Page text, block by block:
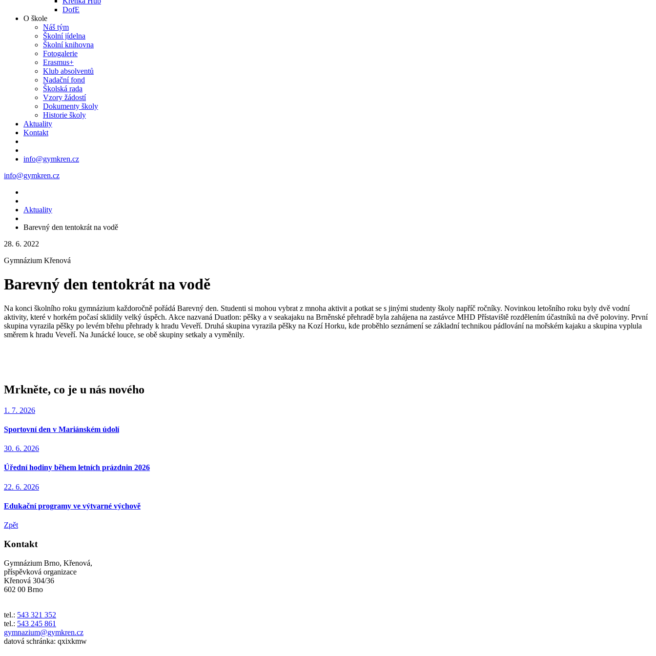
DofE
O škole
Náš tým
Školní jídelna
Školní knihovna
Fotogalerie
Erasmus+
Klub absolventů
Nadační fond
Školská rada
Vzory žádostí
Dokumenty školy
Historie školy
Aktuality
Kontakt
info@gymkren.cz
info@gymkren.cz
Aktuality
Barevný den tentokrát na vodě
28. 6. 2022
Gymnázium Křenová
Barevný den tentokrát na vodě
Na konci školního roku gymnázium každoročně pořádá Barevný den. Studenti si mohou vybrat z mnoha aktivit a potkat se s jinými studenty školy napříč ročníky. Novinkou letošního roku byly dvě vodní
aktivity, které v horkém počasí sklidily velký úspěch. Akce nazvaná Duatlon: pěšky a v seakajaku na Brněnské přehradě byla zahájena na zastávce MHD Přístaviště rozdělením účastníků na dvě poloviny. První
skupina vyrazila pěšky po levém břehu přehrady k hradu Veveří. Druhá skupina vyrazila pěšky na Kozí Horku, kde proběhlo seznámení se základní technikou pádlování na mořském kajaku a skupina vyplula
směrem k hradu Veveří. Na Junácké louce, se obě skupiny setkaly a vyměnily.
Mrkněte, co je u nás nového
1. 7. 2026
Sportovní den v Mariánském údolí
30. 6. 2026
Úřední hodiny během letních prázdnin 2026
22. 6. 2026
Edukační programy ve výtvarné výchově
Zpět
Kontakt
Gymnázium Brno, Křenová,
příspěvková organizace
Křenová 304/36
602 00 Brno
tel.: 543 321 352
tel.: 543 245 861
gymnazium@gymkren.cz
datová schránka: qxixkmw